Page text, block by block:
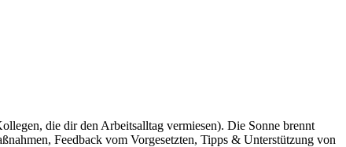
die dir den Arbeitsalltag vermiesen). Die Sonne brennt
Feedback vom Vorgesetzten, Tipps & Unterstützung von